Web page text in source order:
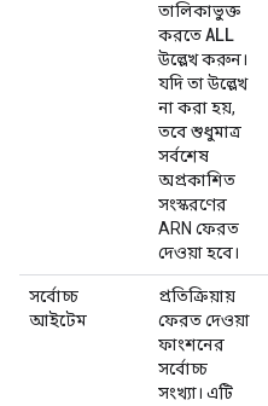
তালিকাভুক্ত
করতেALL
উল্লেখ করুন।
যদি তা উল্লেখ
না করা হয়,
তবে শুধুমাত্র
সর্বশেষ
অপ্রকাশিত
সংস্করণের
ARN ফেরত
দেওয়া হবে।
সর্বোচ্চ
আইটেম
প্রতিক্রিয়ায়
ফেরত দেওয়া
ফাংশনের
সর্বোচ্চ
সংখ্যা। এটি